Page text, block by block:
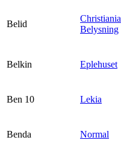
Belid
Christiania
Belysning
Belkin Eplehuset
Ben 10 Lekia
Benda Normal